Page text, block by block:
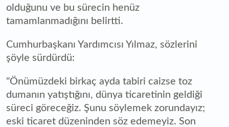
olduğunu ve bu sürecin henüz
tamamlanmadığını belirtti.
Cumhurbaşkanı Yardımcısı Yılmaz, sözlerini
şöyle sürdürdü:
"Önümüzdeki birkaç ayda tabiri caizse toz
dumanın yatıştığını, dünya ticaretinin geldiği
süreci göreceğiz. Şunu söylemek zorundayız;
eski ticaret düzeninden söz edemeyiz. Son